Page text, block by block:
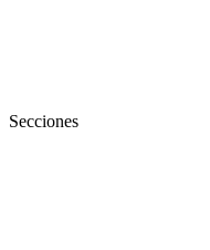
Secciones